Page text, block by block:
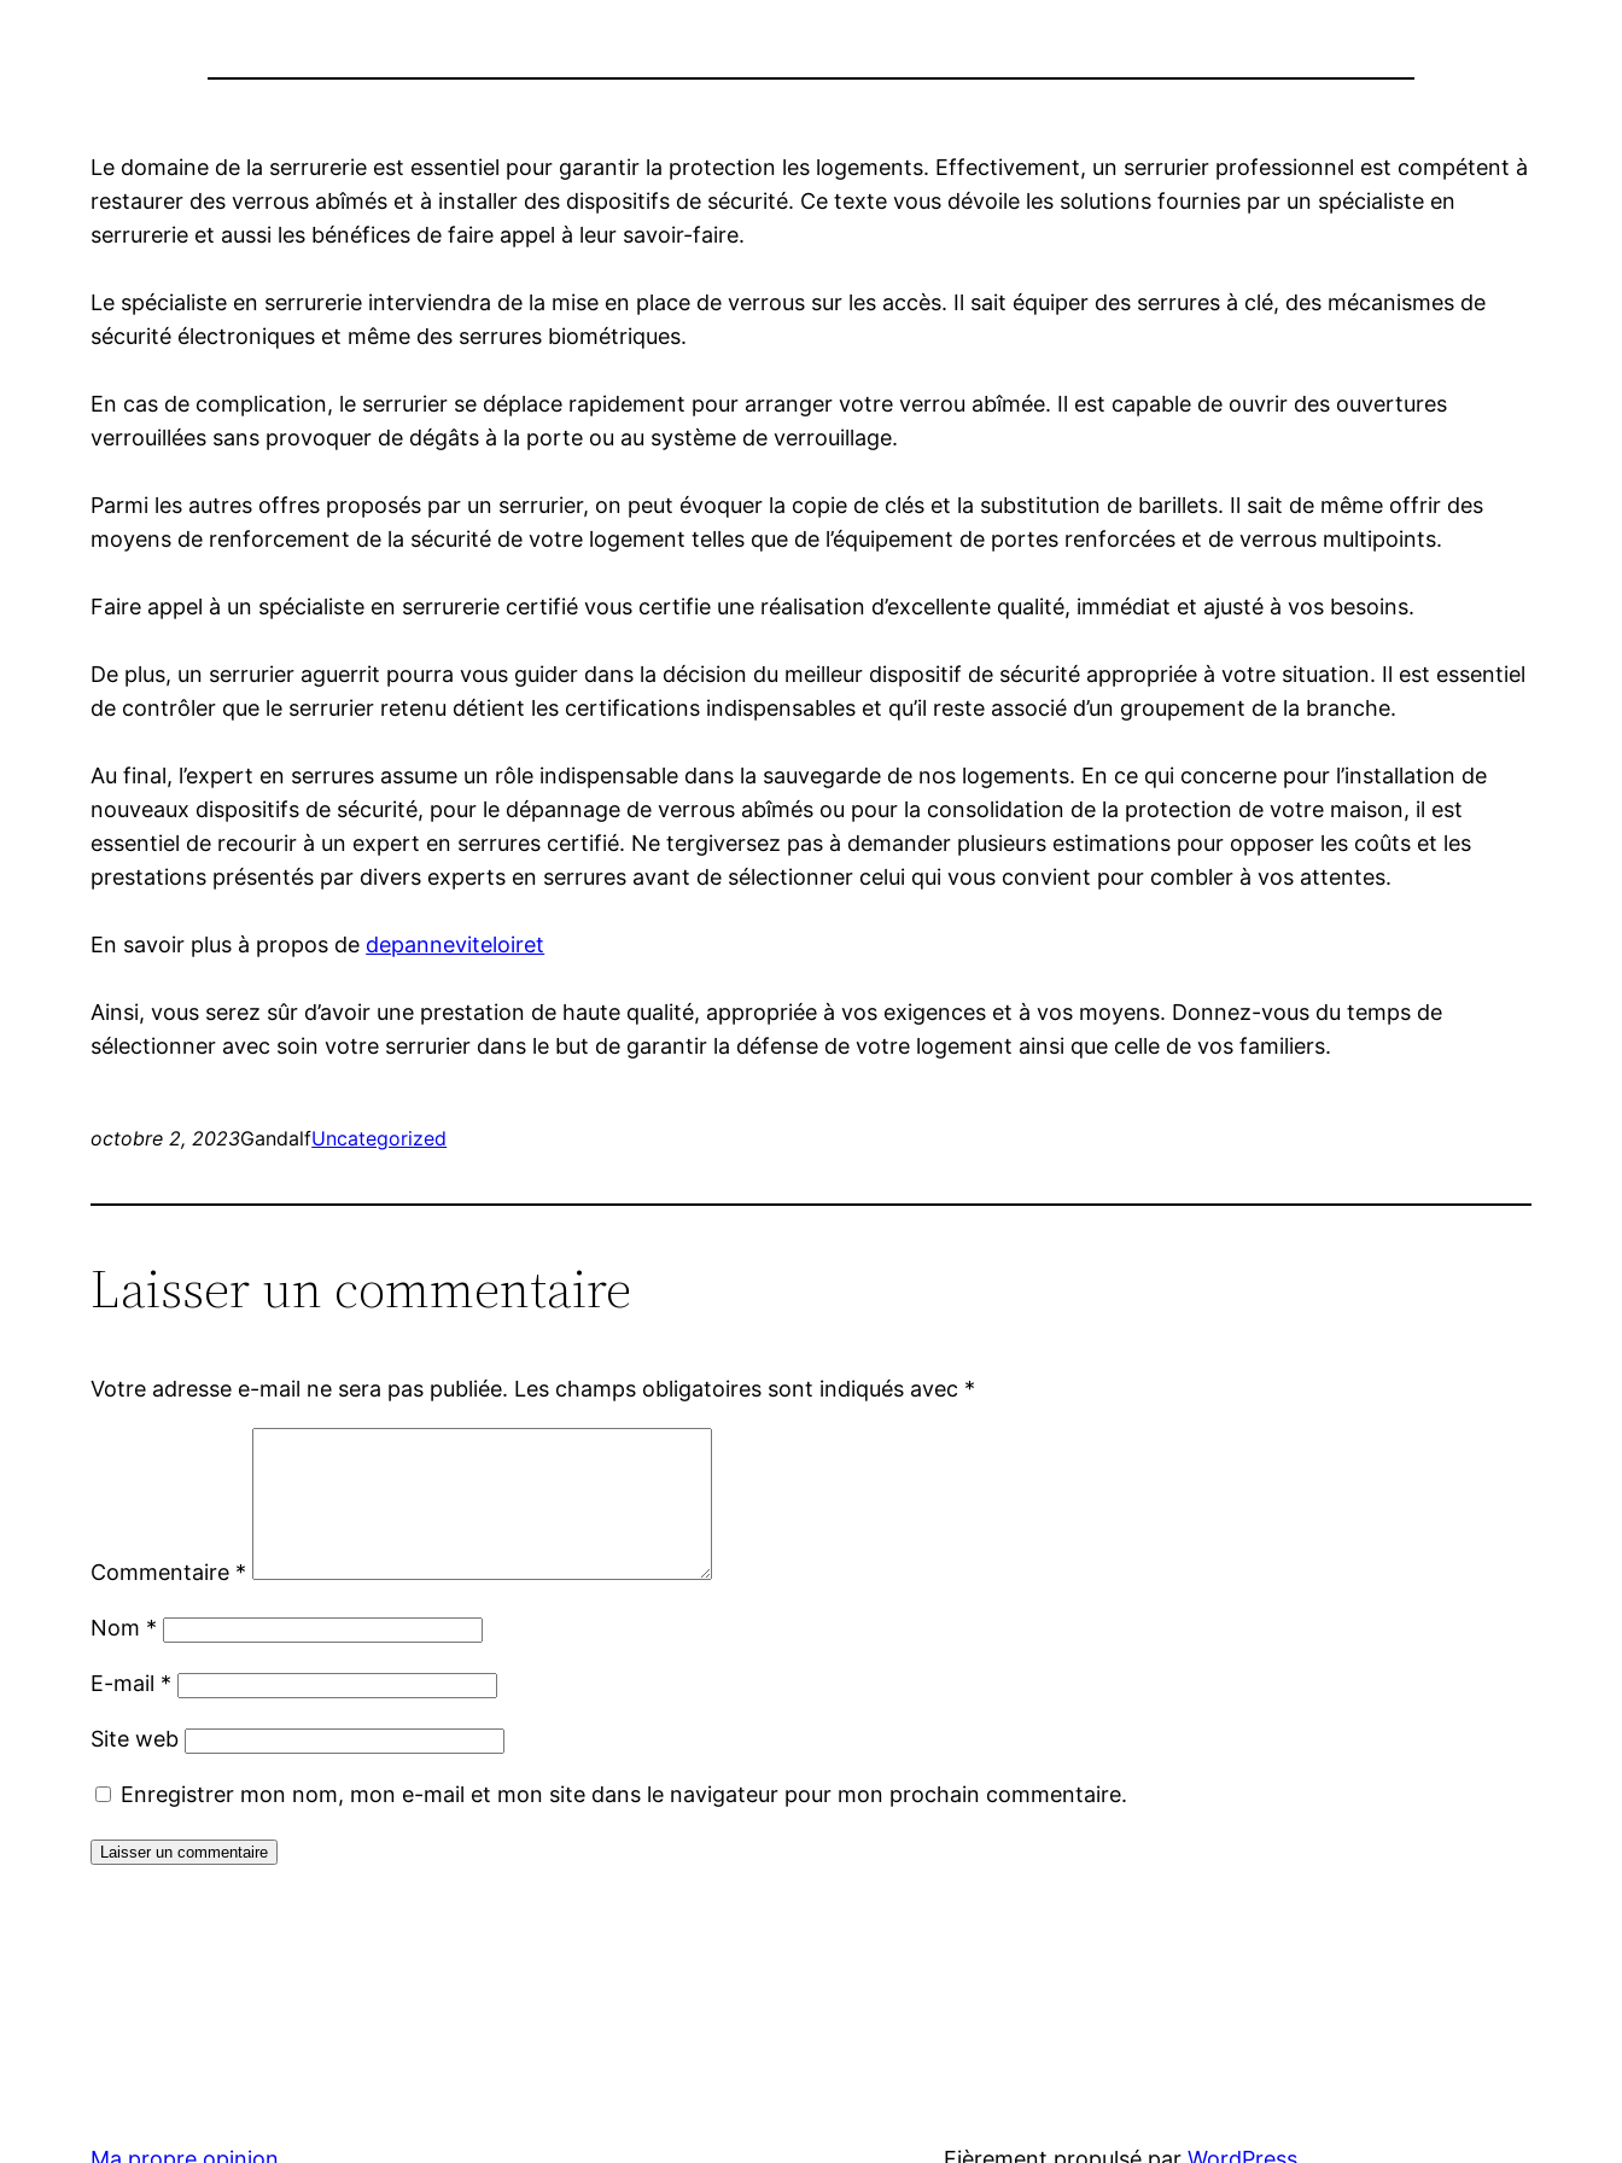
Le domaine de la serrurerie est essentiel pour garantir la protection les logements. Effectivement, un serrurier professionnel est compétent à
restaurer des verrous abîmés et à installer des dispositifs de sécurité. Ce texte vous dévoile les solutions fournies par un spécialiste en
serrurerie et aussi les bénéfices de faire appel à leur savoir-faire.
Le spécialiste en serrurerie interviendra de la mise en place de verrous sur les accès. Il sait équiper des serrures à clé, des mécanismes de
sécurité électroniques et même des serrures biométriques.
En cas de complication, le serrurier se déplace rapidement pour arranger votre verrou abîmée. Il est capable de ouvrir des ouvertures
verrouillées sans provoquer de dégâts à la porte ou au système de verrouillage.
Parmi les autres offres proposés par un serrurier, on peut évoquer la copie de clés et la substitution de barillets. Il sait de même offrir des
moyens de renforcement de la sécurité de votre logement telles que de l’équipement de portes renforcées et de verrous multipoints.
Faire appel à un spécialiste en serrurerie certifié vous certifie une réalisation d’excellente qualité, immédiat et ajusté à vos besoins.
De plus, un serrurier aguerrit pourra vous guider dans la décision du meilleur dispositif de sécurité appropriée à votre situation. Il est essentiel
de contrôler que le serrurier retenu détient les certifications indispensables et qu’il reste associé d’un groupement de la branche.
Au final, l’expert en serrures assume un rôle indispensable dans la sauvegarde de nos logements. En ce qui concerne pour l’installation de
nouveaux dispositifs de sécurité, pour le dépannage de verrous abîmés ou pour la consolidation de la protection de votre maison, il est
essentiel de recourir à un expert en serrures certifié. Ne tergiversez pas à demander plusieurs estimations pour opposer les coûts et les
prestations présentés par divers experts en serrures avant de sélectionner celui qui vous convient pour combler à vos attentes.
En savoir plus à propos de depanneviteloiret
Ainsi, vous serez sûr d’avoir une prestation de haute qualité, appropriée à vos exigences et à vos moyens. Donnez-vous du temps de
sélectionner avec soin votre serrurier dans le but de garantir la défense de votre logement ainsi que celle de vos familiers.
octobre 2, 2023GandalfUncategorized
Laisser un commentaire
Votre adresse e-mail ne sera pas publiée. Les champs obligatoires sont indiqués avec *
Commentaire *
Nom *
E-mail *
Site web
Enregistrer mon nom, mon e-mail et mon site dans le navigateur pour mon prochain commentaire.